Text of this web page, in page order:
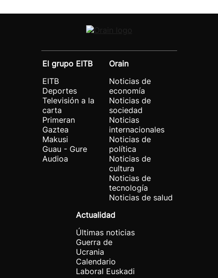
El grupo EITB
EITB
Deportes
Televisión a la
carta
Primeran
Gaztea
Makusi
Guau - Gure
Audioa
Orain
Noticias de
economía
Noticias de
sociedad
Noticias
internacionales
Noticias de
política
Noticias de
cultura
Noticias de
tecnología
Noticias de salud
Actualidad
Últimas noticias
Guerra de
Ucrania
Calendario
Laboral Euskadi